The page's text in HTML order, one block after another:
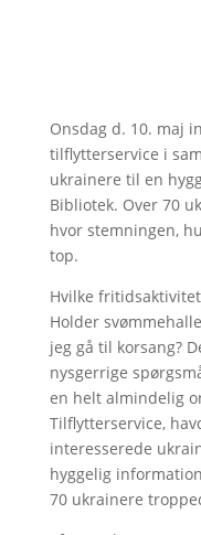
Onsdag d. 10. maj
tilflytterservice i
ukrainere til en
Bibliotek. Over 70
hvor stemningen,
top.
Hvilke
Holder
jeg gå til korsang?
nysgerrige
en helt almindelig
Tilflytterservice,
interesserede
hyggelig
70 ukrainere